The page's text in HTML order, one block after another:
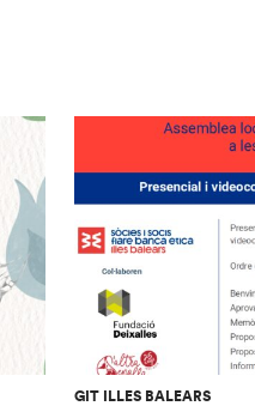
GIT ILLES BALEARS